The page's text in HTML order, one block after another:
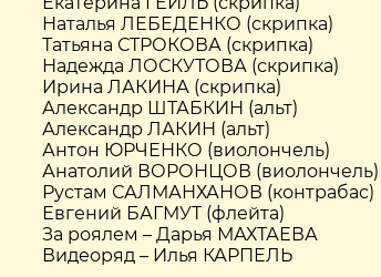
Наталья ЛЕБЕДЕНКО (скрипка)
Татьяна СТРОКОВА (скрипка)
Надежда ЛОСКУТОВА (скрипка)
Ирина ЛАКИНА (скрипка)
Александр ШТАБКИН (альт)
Александр ЛАКИН (альт)
Антон ЮРЧЕНКО (виолончель)
Анатолий ВОРОНЦОВ (виолончель)
Рустам САЛМАНХАНОВ (контрабас)
Евгений БАГМУТ (флейта)
За роялем – Дарья МАХТАЕВА
Видеоряд – Илья КАРПЕЛЬ